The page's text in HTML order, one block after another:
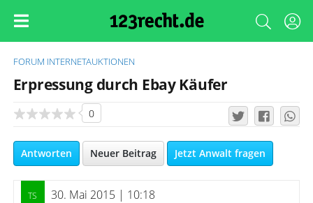
FORUM INTERNETAUKTIONEN
Erpressung durch Ebay Käufer
0
Antworten Neuer Beitrag Jetzt Anwalt fragen
30. Mai 2015 | 10:18